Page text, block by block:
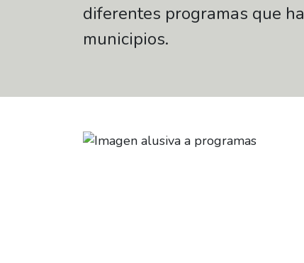
diferentes programas que
municipios.